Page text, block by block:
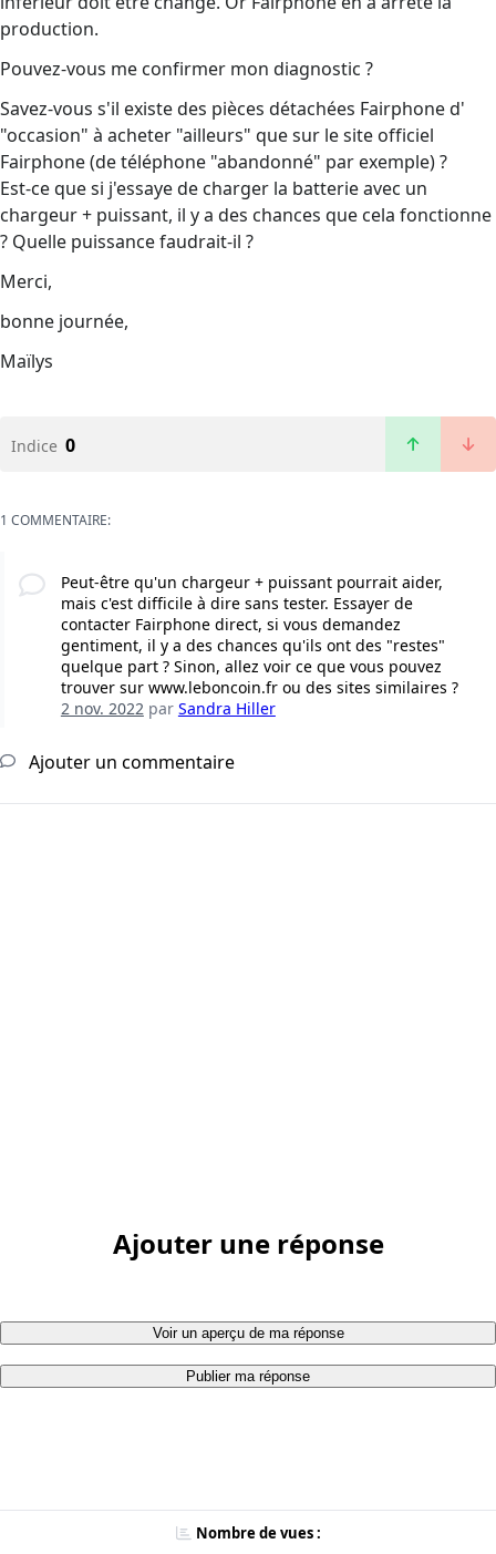
production.
Pouvez-vous me confirmer mon diagnostic ?
Savez-vous s'il existe des pièces détachées Fairphone d'
"occasion" à acheter "ailleurs" que sur le site officiel
Fairphone (de téléphone "abandonné" par exemple) ?
Est-ce que si j'essaye de charger la batterie avec un
chargeur + puissant, il y a des chances que cela fonctionne
? Quelle puissance faudrait-il ?
Merci,
bonne journée,
Maïlys
Indice 0
1 COMMENTAIRE:
Peut-être qu'un chargeur + puissant pourrait aider,
mais c'est difficile à dire sans tester. Essayer de
contacter Fairphone direct, si vous demandez
gentiment, il y a des chances qu'ils ont des "restes"
quelque part ? Sinon, allez voir ce que vous pouvez
trouver sur www.leboncoin.fr ou des sites similaires ?
2 nov. 2022par Sandra Hiller
Ajouter un commentaire
Ajouter une réponse
Voir un aperçu de ma réponse
Publier ma réponse
Nombre de vues :